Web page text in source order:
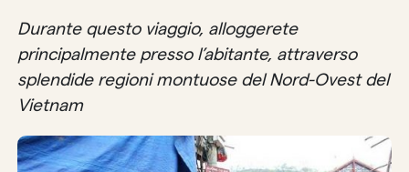
Durante questo viaggio, alloggerete
principalmente presso l’abitante, attraverso
splendide regioni montuose del Nord-Ovest del
Vietnam